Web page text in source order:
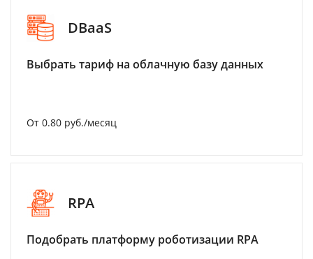
DBaaS
Выбрать тариф на облачную базу данных
От 0.80 руб./месяц
RPA
Подобрать платформу роботизации RPA